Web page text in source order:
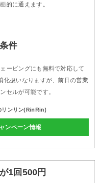
的に通えます。
件
ービングにも無料で対応して
化扱いなりますが、前日の営業
セルが可能です。
リンリン(RinRin)
ンペーン情報
1回500円